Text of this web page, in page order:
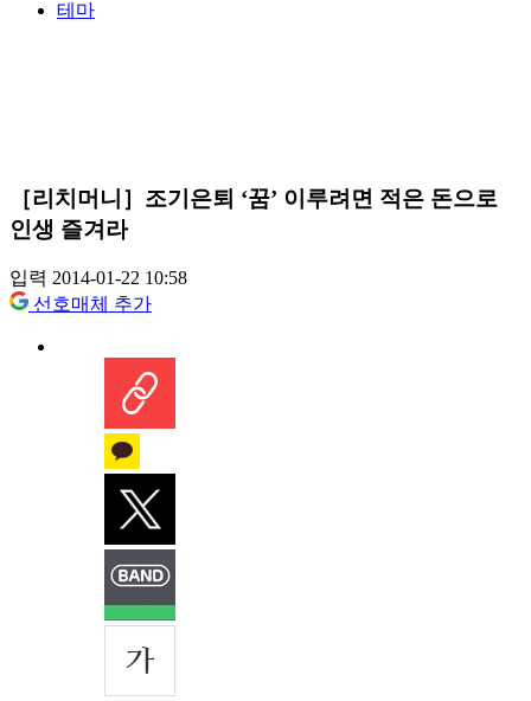
테마
［리치머니］조기은퇴 ‘꿈’ 이루려면 적은 돈으로
인생 즐겨라
입력 2014-01-22 10:58
선호매체 추가